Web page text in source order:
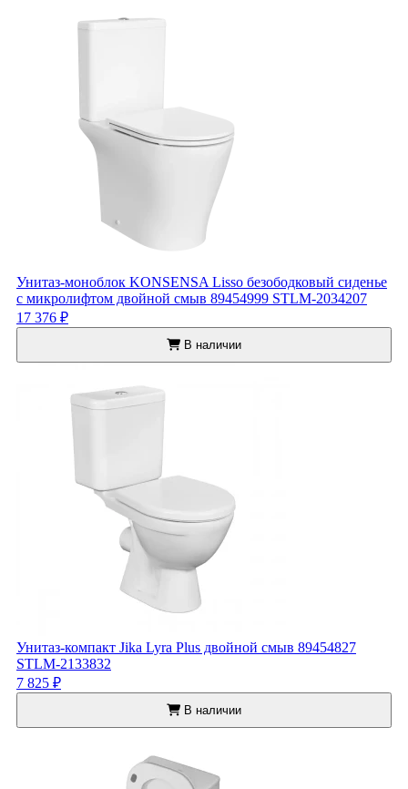
Унитаз-моноблок KONSENSA Lisso безободковый сиденье
с микролифтом двойной смыв 89454999 STLM-2034207
17 376 ₽
В наличии
Унитаз-компакт Jika Lyra Plus двойной смыв 89454827
STLM-2133832
7 825 ₽
В наличии